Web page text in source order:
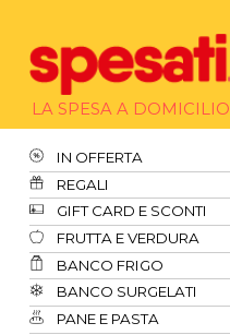
LA SPESA A DOMICILIO
IN OFFERTA
REGALI
GIFT CARD E SCONTI
FRUTTA E VERDURA
BANCO FRIGO
BANCO SURGELATI
PANE E PASTA